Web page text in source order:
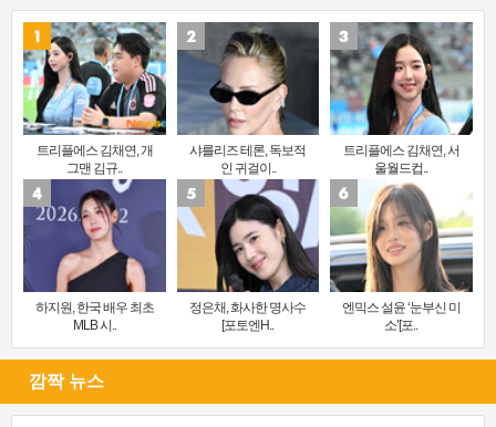
트리플에스 김채연, 개
그맨 김규..
샤를리즈 테론, 독보적
인 귀걸이..
트리플에스 김채연, 서
울월드컵..
하지원, 한국 배우 최초
MLB 시..
정은채, 화사한 명사수
[포토엔H..
엔믹스 설윤 ‘눈부신 미
소’[포..
깜짝 뉴스